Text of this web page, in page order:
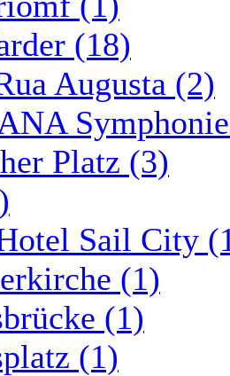
(18)
Augusta (2)
Platz (3)
Sail City
(1)
(1)
(1)